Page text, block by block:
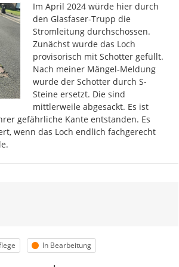
Im April 2024 würde hier durch
den Glasfaser-Trupp die
Stromleitung durchschossen.
Zunächst wurde das Loch
provisorisch mit Schotter gefüllt.
Nach meiner Mängel-Meldung
wurde der Schotter durch S-
Steine ersetzt. Die sind
mittlerweile abgesackt. Es ist
gefährliche Kante entstanden. Es
wenn das Loch endlich fachgerecht
Äußerung
Status
In Bearbeitung